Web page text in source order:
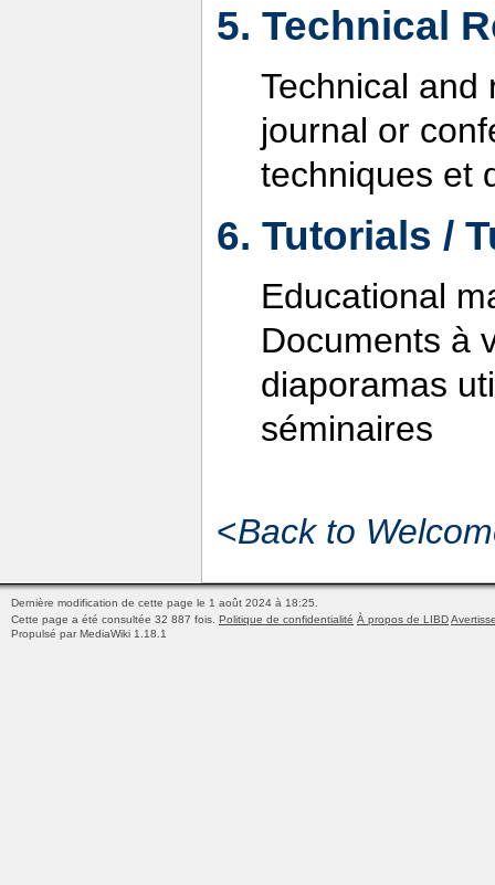
5. Technical
Technical and
journal or
techniques et
6. Tutorials /
Educational
Documents à
diaporamas
séminaires
<Back to
Dernière modification de cette page le 1 août 2024 à 18:25.
Cette page a été consultée 32 887 fois. Politique de confidentialité À propos de LIBD
Propulsé par MediaWiki 1.18.1